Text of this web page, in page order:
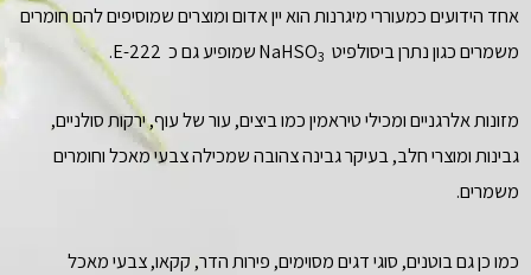
אחד הידועים כמעוררי מיגרנות הוא יין אדום ומוצרים שמוסיפים להם חומרים
משמרים כגון נתרן ביסולפיט NaHSO 3 שמופיע גם כ E-222.
מזונות אלרגניים ומכילי טיראמין כמו ביצים, עור של עוף, ירקות סולניים,
גבינות ומוצרי חלב, בעיקר גבינה צהובה שמכילה צבעי מאכל וחומרים
משמרים.
כמו כן גם בוטנים, סוגי דגים מסוימים, פירות הדר, קקאו, צבעי מאכל